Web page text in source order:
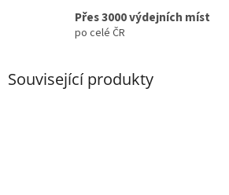
Přes 3000 výdejních míst
po celé ČR
Související produkty